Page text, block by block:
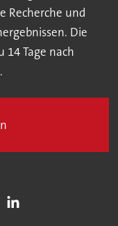
Recherche und
Die
14 Tage nach